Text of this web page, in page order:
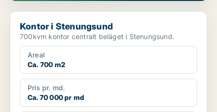
Kontor i Stenungsund
Kontor i Stenungsund
700kvm kontor centralt beläget i Stenungsund.
Areal
Ca. 700 m2
Pris pr. md.
Ca. 70 000 pr md